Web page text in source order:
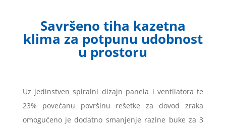
Savršeno tiha kazetna
klima za potpunu udobnost
u prostoru
Uz jedinstven spiralni dizajn panela i ventilatora te
23% povećanu površinu rešetke za dovod zraka
omogućeno je dodatno smanjenje razine buke za 3